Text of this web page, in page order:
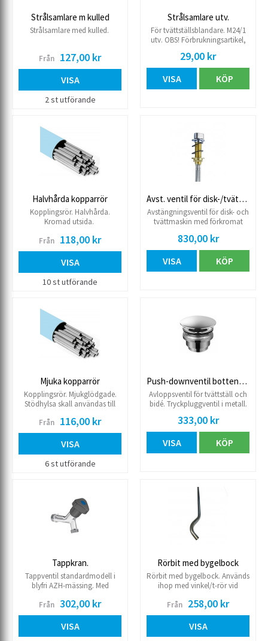
Strålsamlare m kulled
Strålsamlare med kulled.
Från 127,00 kr
VISA
2 st utförande
Strålsamlare utv.
För tvättställsblandare. M24/1
utv. OBS! Förbrukningsartikel,
29,00 kr
VISA KÖP
Halvhårda kopparrör
Kopplingsrör. Halvhårda.
Kromad utsida.
Från 118,00 kr
VISA
10 st utförande
Avst. ventil för disk-/tvättmaskin
Avstängningsventil för disk- och
tvättmaskin med förkromat
Anslutningsslangar 400 mm
lång för montering under bänk.
Anslutning inkommande
slätända 10 mm. Anslutning
830,00 kr
VISA KÖP
Mjuka kopparrör
Kopplingsrör. Mjukglödgade.
Stödhylsa skall användas till
Från 116,00 kr
VISA
6 st utförande
Push-downventil bottenventil
Avloppsventil för tvättställ och
bidé. Tryckpluggventil i metall.
Med bräddavlopp. Öppnar och
stänger vid ett lätt tryck.
333,00 kr
VISA KÖP
Tappkran.
Tappventil standardmodell i
blyfri AZH-mässing. Med
skyddsmodul EB. Förkromad.
Från 302,00 kr
VISA
Rörbit med bygelbock
Rörbit med bygelbock. Används
ihop med vinkel/t-rör vid
Från 258,00 kr
VISA